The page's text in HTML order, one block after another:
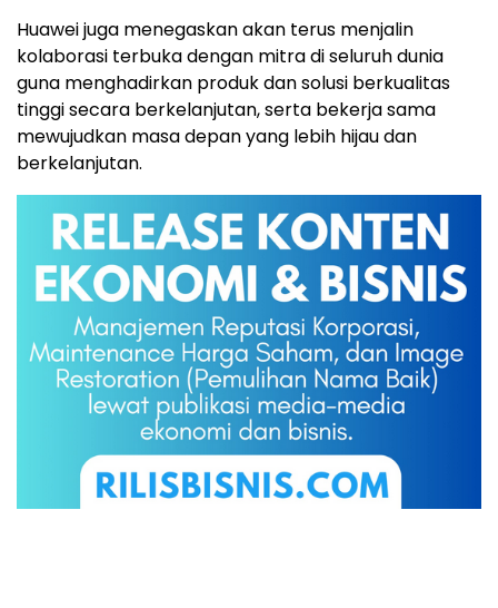
Huawei juga menegaskan akan terus menjalin
kolaborasi terbuka dengan mitra di seluruh dunia
guna menghadirkan produk dan solusi berkualitas
tinggi secara berkelanjutan, serta bekerja sama
mewujudkan masa depan yang lebih hijau dan
berkelanjutan.